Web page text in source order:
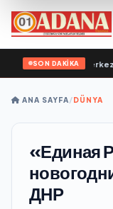
SON DAKİKA
Genel
ANA SAYFA/DÜNYA
«Единая
ДНР